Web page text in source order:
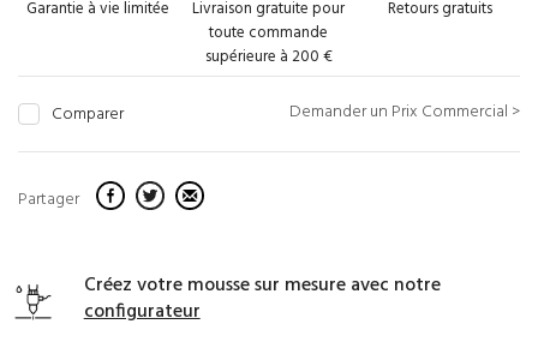
Garantie à vie limitée
Livraison gratuite pour
toute commande
supérieure à 200 €
Retours gratuits
Comparer Demander un Prix Commercial >
Partager
Créez votre mousse sur mesure avec notre
configurateur